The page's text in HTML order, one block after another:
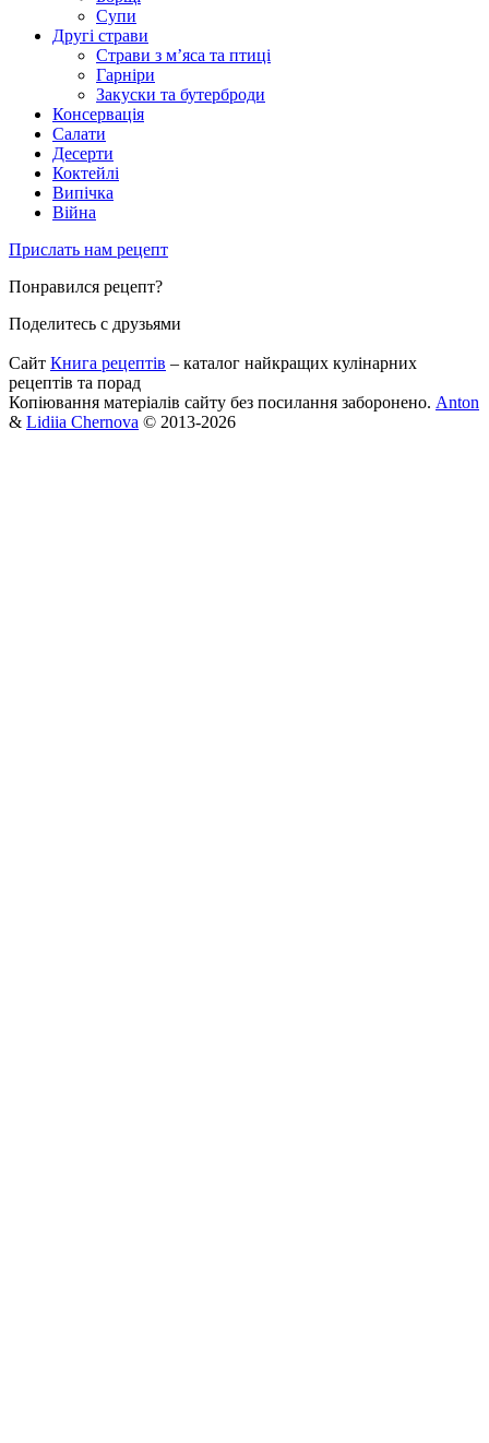
Супи
Другі страви
Страви з м’яса та птиці
Гарніри
Закуски та бутерброди
Консервація
Салати
Десерти
Коктейлі
Випічка
Війна
Прислать нам рецепт
Понравился рецепт?
Поделитесь с друзьями
Сайт Книга рецептів – каталог найкращих кулінарних
рецептів та порад
Копіювання матеріалів сайту без посилання заборонено. Anton
& Lidiia Chernova © 2013-2026